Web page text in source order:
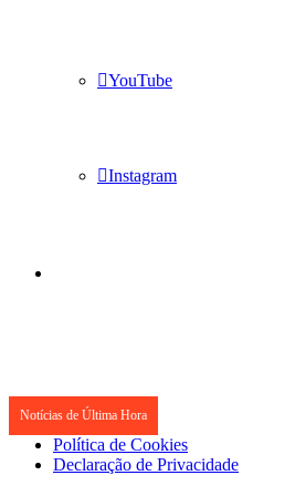
YouTube
Instagram
Notícias de Última Hora
Política de Cookies
Declaração de Privacidade